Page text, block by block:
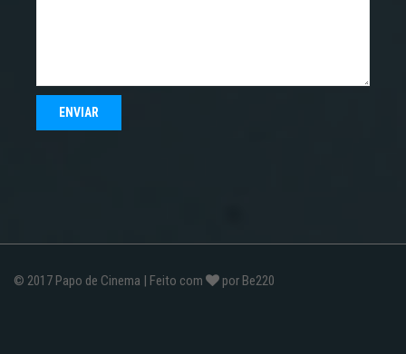
© 2017 Papo de Cinema | Feito com por Be220